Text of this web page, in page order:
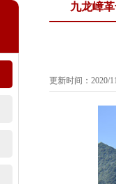
九龙嶂
更新时间：2020/